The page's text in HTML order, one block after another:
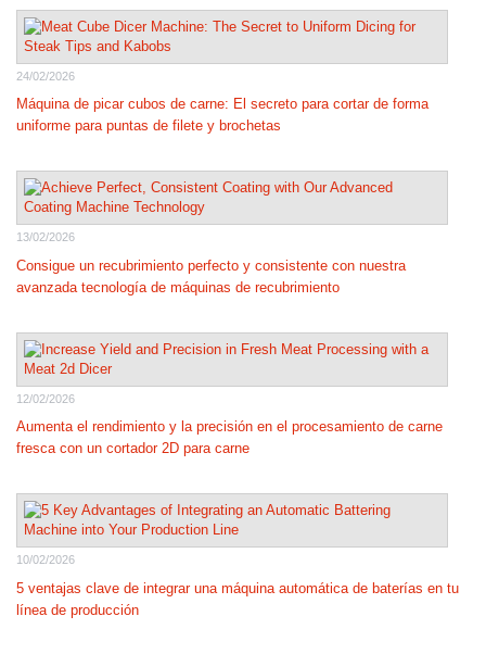
24/02/2026
Máquina de picar cubos de carne: El secreto para cortar de forma
uniforme para puntas de filete y brochetas
13/02/2026
Consigue un recubrimiento perfecto y consistente con nuestra
avanzada tecnología de máquinas de recubrimiento
12/02/2026
Aumenta el rendimiento y la precisión en el procesamiento de carne
fresca con un cortador 2D para carne
10/02/2026
5 ventajas clave de integrar una máquina automática de baterías en tu
línea de producción